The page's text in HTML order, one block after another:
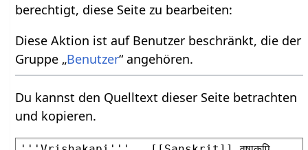
berechtigt, diese Seite zu bearbeiten:
Diese Aktion ist auf Benutzer beschränkt, die der
Gruppe „Benutzer“ angehören.
Du kannst den Quelltext dieser Seite betrachten
und kopieren.